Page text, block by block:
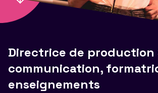
Directrice de production
communication,
enseignements